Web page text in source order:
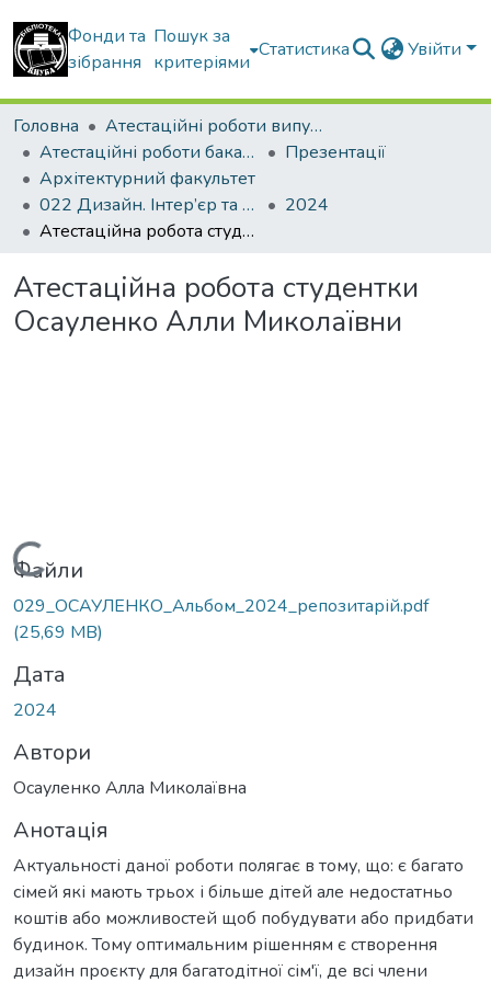
Фонди та
зібрання
Пошук за
критеріями
Статистика Увійти
Головна
Атестаційні роботи випускників
Атестаційні роботи бакалаврів
Презентації
Архітектурний факультет
022 Дизайн. Інтер’єр та обладнання
2024
Атестаційна робота студентки Осауленко Алли Миколаївни
Атестаційна робота студентки
Осауленко Алли Миколаївни
Вантажиться...
Файли
029_ОСАУЛЕНКО_Альбом_2024_репозитарій.pdf
(25,69 MB)
Дата
2024
Автори
Осауленко Алла Миколаївна
Анотація
Актуальності даної роботи полягає в тому, що: є багато
сімей які мають трьох і більше дітей але недостатньо
коштів або можливостей щоб побудувати або придбати
будинок. Тому оптимальним рішенням є створення
дизайн проєкту для багатодітної сім'ї, де всі члени